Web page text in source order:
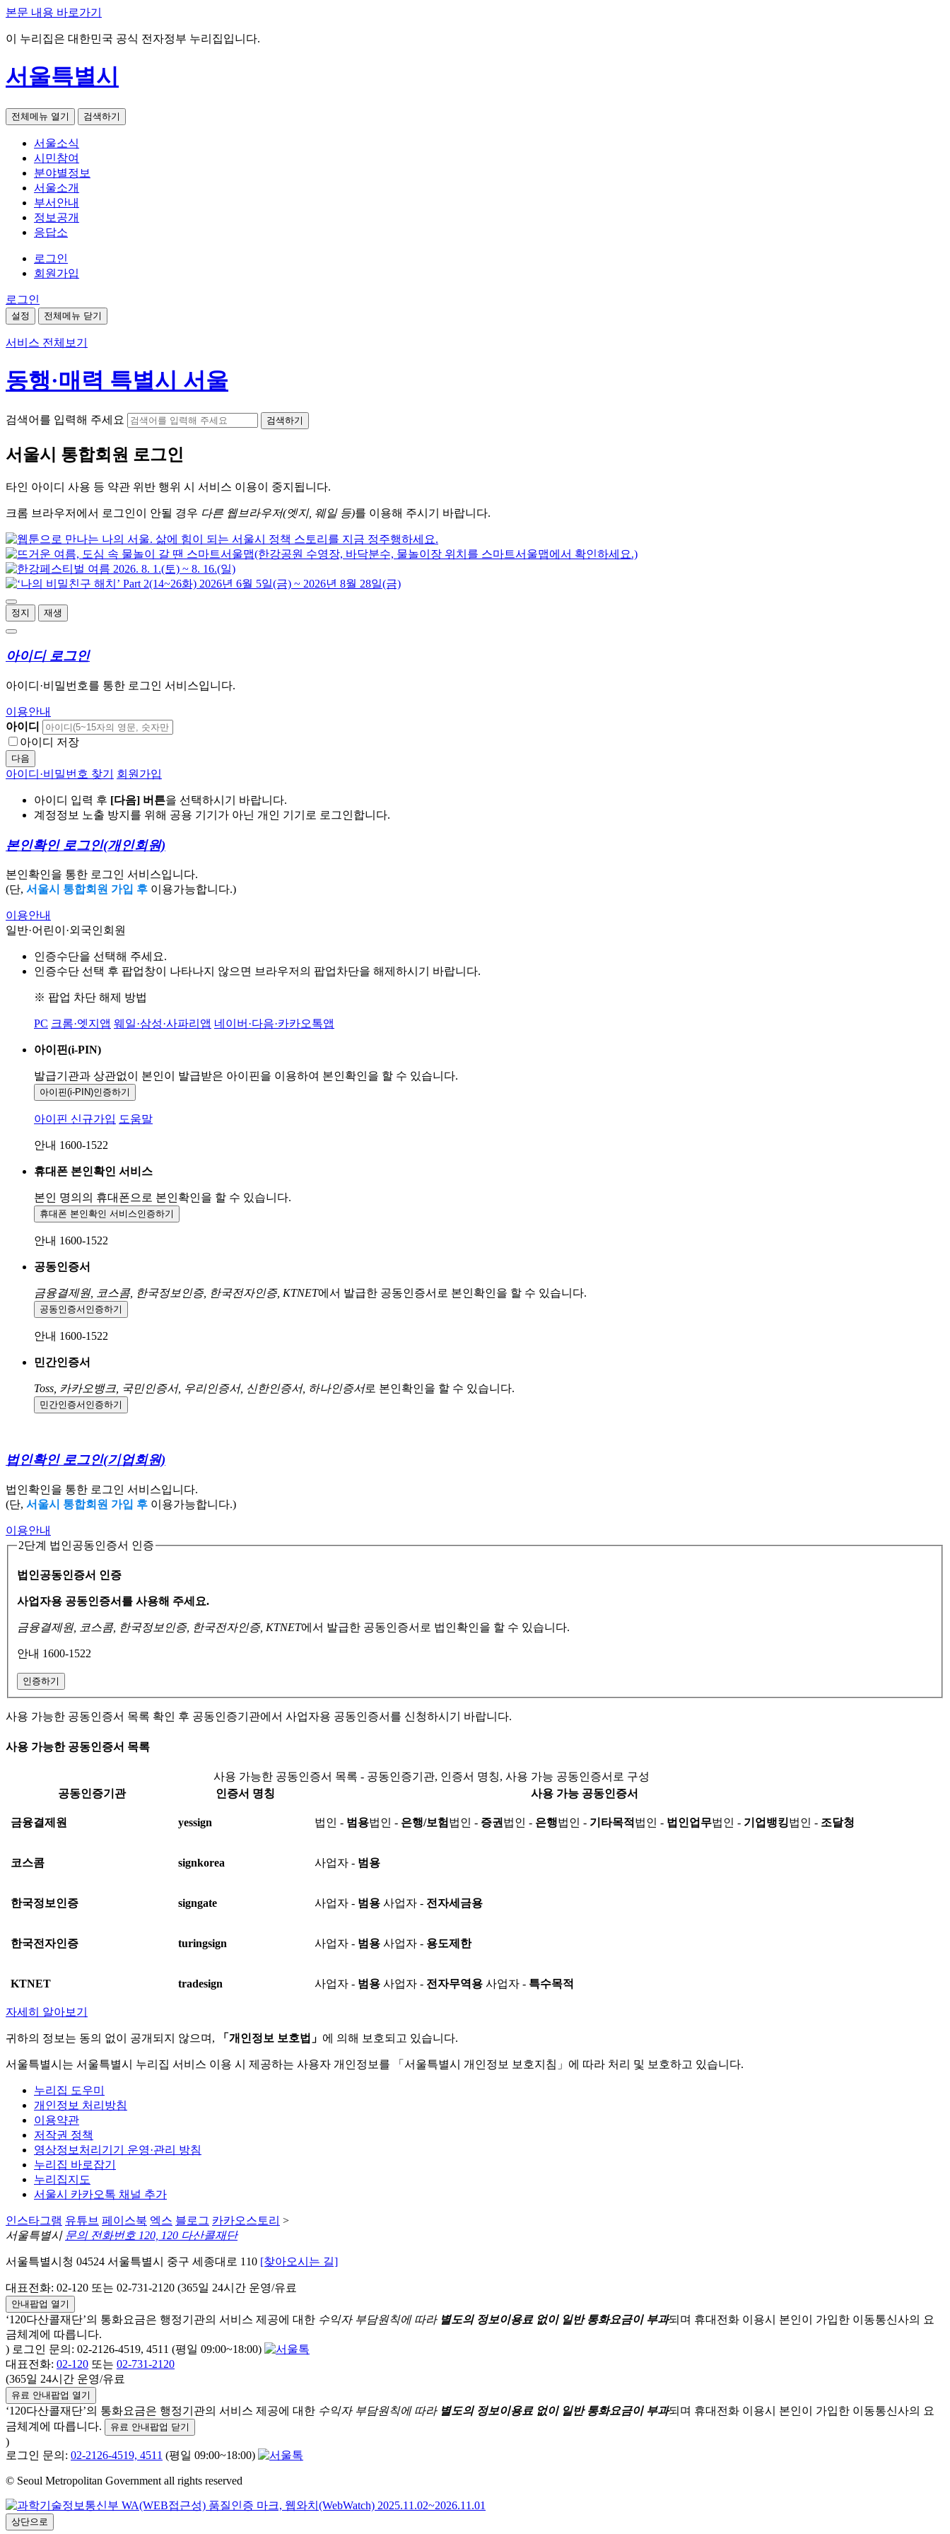
본문 내용 바로가기
이 누리집은 대한민국 공식 전자정부 누리집입니다.
서울특별시
전체메뉴 열기 검색하기
서울소식
시민참여
분야별정보
서울소개
부서안내
정보공개
응답소
로그인
회원가입
로그인
설정 전체메뉴 닫기
서비스 전체보기
동행·매력 특별시 서울
검색어를 입력해 주세요 검색하기
서울시 통합회원 로그인
타인 아이디 사용 등 약관 위반 행위 시 서비스 이용이 중지됩니다.
크롬 브라우저에서 로그인이 안될 경우 다른 웹브라우저(엣지, 웨일 등)를 이용해 주시기 바랍니다.
정지 재생
아이디 로그인
아이디·비밀번호를 통한 로그인 서비스입니다.
이용안내
아이디
아이디 저장
다음
아이디·비밀번호 찾기 회원가입
아이디 입력 후 [다음] 버튼을 선택하시기 바랍니다.
계정정보 노출 방지를 위해 공용 기기가 아닌 개인 기기로 로그인합니다.
본인확인 로그인(개인회원)
본인확인을 통한 로그인 서비스입니다.
(단, 서울시 통합회원 가입 후 이용가능합니다.)
이용안내
일반·어린이·외국인회원
인증수단을 선택해 주세요.
인증수단 선택 후 팝업창이 나타나지 않으면 브라우저의 팝업차단을 해제하시기 바랍니다.
※ 팝업 차단 해제 방법
PC 크롬·엣지앱 웨일·삼성·사파리앱 네이버·다음·카카오톡앱
아이핀(i-PIN)
발급기관과 상관없이 본인이 발급받은 아이핀을 이용하여 본인확인을 할 수 있습니다.
아이핀(i-PIN)인증하기
아이핀 신규가입 도움말
안내 1600-1522
휴대폰 본인확인 서비스
본인 명의의 휴대폰으로 본인확인을 할 수 있습니다.
휴대폰 본인확인 서비스인증하기
안내 1600-1522
공동인증서
금융결제원, 코스콤, 한국정보인증, 한국전자인증, KTNET에서 발급한 공동인증서로 본인확인을 할 수 있습니다.
공동인증서 인증하기
안내 1600-1522
민간인증서
Toss, 카카오뱅크, 국민인증서, 우리인증서, 신한인증서, 하나인증서로 본인확인을 할 수 있습니다.
민간인증서 인증하기
법인확인 로그인(기업회원)
법인확인을 통한 로그인 서비스입니다.
(단, 서울시 통합회원 가입 후 이용가능합니다.)
이용안내
2단계 법인공동인증서 인증
법인공동인증서 인증
사업자용 공동인증서를 사용해 주세요.
금융결제원, 코스콤, 한국정보인증, 한국전자인증, KTNET에서 발급한 공동인증서로 법인확인을 할 수 있습니다.
안내 1600-1522
인증하기
사용 가능한 공동인증서 목록 확인 후 공동인증기관에서 사업자용 공동인증서를 신청하시기 바랍니다.
사용 가능한 공동인증서 목록
사용 가능한 공동인증서 목록 - 공동인증기관, 인증서 명칭, 사용 가능 공동인증서로 구성
공동인증기관
인증서 명칭 사용 가능 공동인증서
금융결제원 yessign 법인 - 범용법인 - 은행/보험 법인 - 증권 법인 - 은행법인 - 기타목적 법인 - 법인업무법인 - 기업뱅킹법인 - 조달청
코스콤 signkorea 사업자 - 범용
한국정보인증 signgate 사업자 - 범용 사업자 - 전자세금용
한국전자인증 turingsign 사업자 - 범용 사업자 - 용도제한
KTNET tradesign 사업자 - 범용 사업자 - 전자무역용 사업자 - 특수목적
자세히 알아보기
귀하의 정보는 동의 없이 공개되지 않으며, 「개인정보 보호법」 에 의해 보호되고 있습니다.
서울특별시는 서울특별시 누리집 서비스 이용 시 제공하는 사용자 개인정보를 「서울특별시 개인정보 보호지침」에 따라 처리 및 보호하고 있습니다.
누리집 도우미
개인정보 처리방침
이용약관
저작권 정책
영상정보처리기기 운영·관리 방침
누리집 바로잡기
누리집지도
서울시 카카오톡 채널 추가
인스타그램 유튜브 페이스북 엑스 블로그 카카오스토리 >
서울특별시 문의 전화번호 120, 120 다산콜재단
서울특별시청 04524 서울특별시 중구 세종대로 110 [찾아오시는 길]
대표전화: 02-120 또는 02-731-2120 (365일 24시간 운영/유료
안내팝업 열기
‘120다산콜재단’의 통화요금은 행정기관의 서비스 제공에 대한 수익자 부담원칙에 따라 별도의 정보이용료 없이 일반 통화요금이 부과되며 휴대전화 이용시 본인이 가입한 이동통신사의 요
금체계에 따릅니다.
) 로그인 문의: 02-2126-4519, 4511 (평일 09:00~18:00)
대표전화: 02-120 또는 02-731-2120
(365일 24시간 운영/유료
유료 안내팝업 열기
‘120다산콜재단’의 통화요금은 행정기관의 서비스 제공에 대한 수익자 부담원칙에 따라 별도의 정보이용료 없이 일반 통화요금이 부과되며 휴대전화 이용시 본인이 가입한 이동통신사의 요
금체계에 따릅니다.
유료 안내팝업 닫기
)
로그인 문의: 02-2126-4519, 4511 (평일 09:00~18:00)
© Seoul Metropolitan Government all rights reserved
상단으로